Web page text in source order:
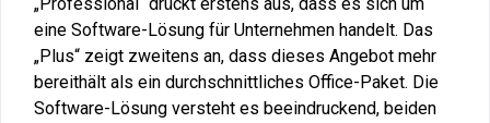
eine Software-Lösung für Unternehmen handelt. Das
„Plus“ zeigt zweitens an, dass dieses Angebot mehr
bereithält als ein durchschnittliches Office-Paket. Die
Software-Lösung versteht es beeindruckend, beiden